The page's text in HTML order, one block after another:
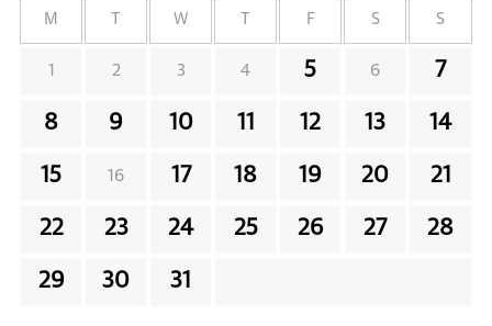
M T W T F S S
1 2 3 4 5 6 7
8 9 10 11 12 13 14
15 16 17 18 19 20 21
22 23 24 25 26 27 28
29 30 31